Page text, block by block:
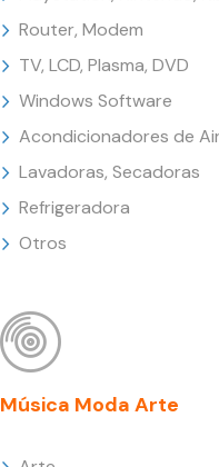
Router, Modem
TV, LCD, Plasma, DVD
Windows Software
Acondicionadores de
Lavadoras, Secadoras
Refrigeradora
Otros
Música Moda Arte